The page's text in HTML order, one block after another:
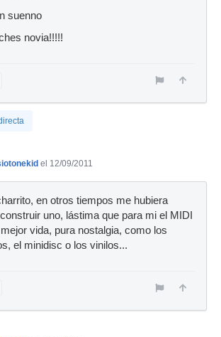
suenno
novia!!!!!
el 12/09/2011
en otros tiempos me hubiera
uno, lástima que para mi el MIDI
vida, pura nostalgia, como los
el minidisc o los vinilos...